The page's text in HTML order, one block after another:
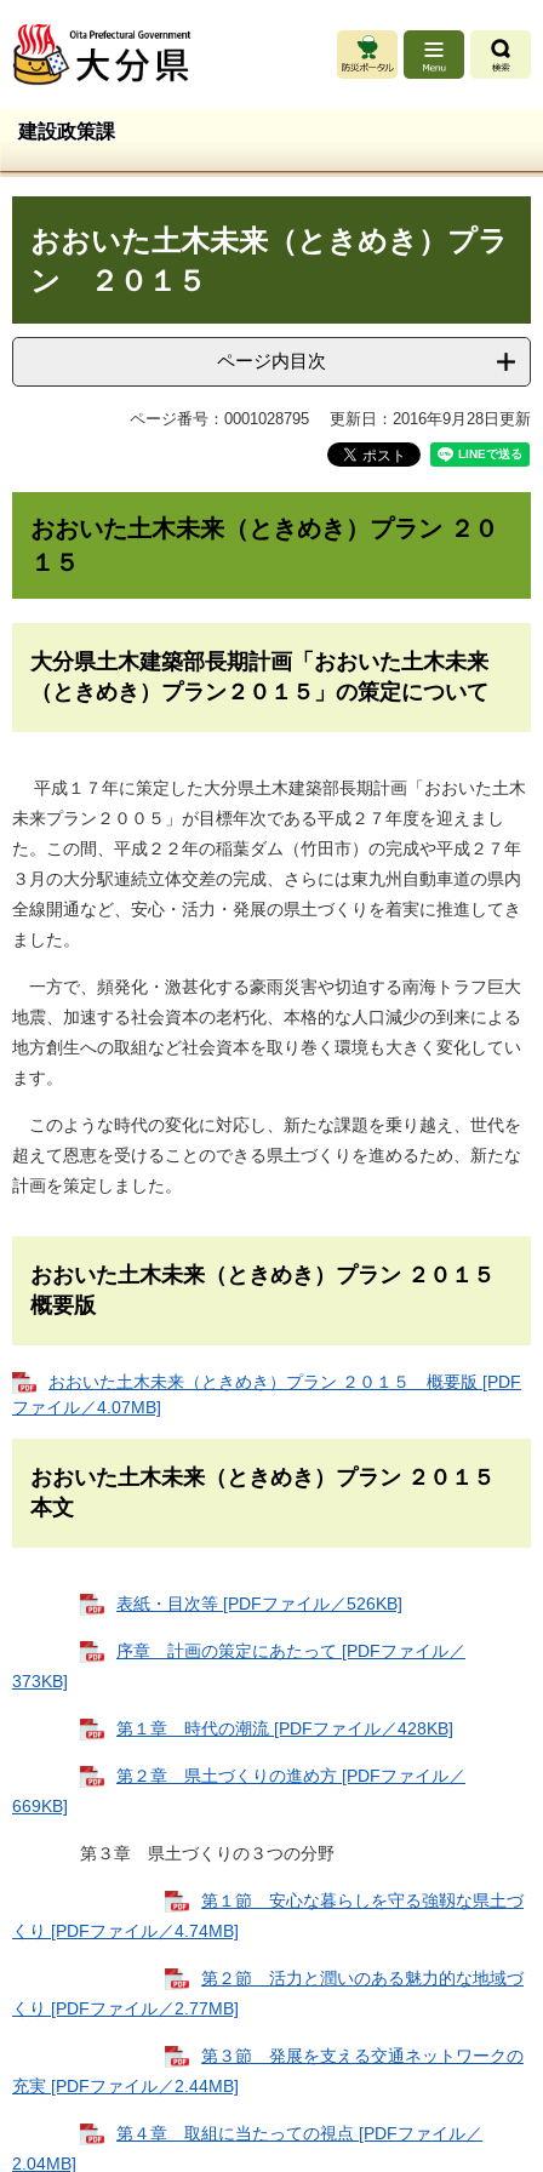
ジ
先
ュ
を
建設政策課
おおいた土木未来（ときめき）プラ
ン ２０１５
ページ内目次
ページ番号：0001028795 更新日：2016年9月28日更新
おおいた土木未来（ときめき）プラン ２０
１５
大分県土木建築部長期計画「おおいた土木未来
（ときめき）プラン２０１５」の策定について
平成１７年に策定した大分県土木建築部長期計画「おおいた土木
未来プラン２００５」が目標年次である平成２７年度を迎えまし
た。この間、平成２２年の稲葉ダム（竹田市）の完成や平成２７年
３月の大分駅連続立体交差の完成、さらには東九州自動車道の県内
全線開通など、安心・活力・発展の県土づくりを着実に推進してき
ました。
一方で、頻発化・激甚化する豪雨災害や切迫する南海トラフ巨大
地震、加速する社会資本の老朽化、本格的な人口減少の到来による
地方創生への取組など社会資本を取り巻く環境も大きく変化してい
ます。
このような時代の変化に対応し、新たな課題を乗り越え、世代を
超えて恩恵を受けることのできる県土づくりを進めるため、新たな
計画を策定しました。
おおいた土木未来（ときめき）プラン ２０１５
概要版
おおいた土木未来（ときめき）プラン ２０１５ 概要版 [PDF
ファイル／4.07MB]
おおいた土木未来（ときめき）プラン ２０１５
本文
表紙・目次等 [PDFファイル／526KB]
序章 計画の策定にあたって [PDFファイル／
373KB]
第１章 時代の潮流 [PDFファイル／428KB]
第２章 県土づくりの進め方 [PDFファイル／
669KB]
第３章 県土づくりの３つの分野
第１節 安心な暮らしを守る強靱な県土づ
くり [PDFファイル／4.74MB]
第２節 活力と潤いのある魅力的な地域づ
くり [PDFファイル／2.77MB]
第３節 発展を支える交通ネットワークの
充実 [PDFファイル／2.44MB]
第４章 取組に当たっての視点 [PDFファイル／
2.04MB]